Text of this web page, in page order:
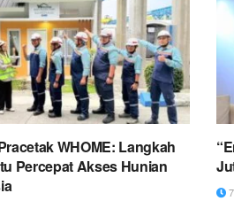
WHOME: Langkah
Percepat Akses Hunian